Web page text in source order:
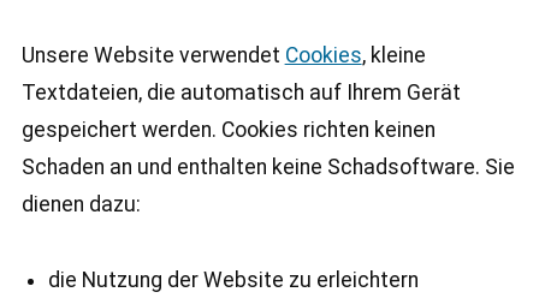
Unsere Website verwendet Cookies, kleine
Textdateien, die automatisch auf Ihrem Gerät
gespeichert werden. Cookies richten keinen
Schaden an und enthalten keine Schadsoftware. Sie
dienen dazu:
die Nutzung der Website zu erleichtern